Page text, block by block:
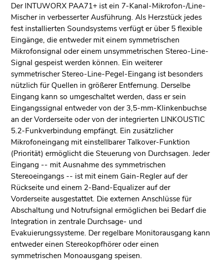
Der INTUWORX PAA71+ ist ein 7-Kanal-Mikrofon-/Line-
Mischer in verbesserter Ausführung. Als Herzstück jedes
fest installierten Soundsystems verfügt er über 5 flexible
Eingänge, die entweder mit einem symmetrischen
Mikrofonsignal oder einem unsymmetrischen Stereo-Line-
Signal gespeist werden können. Ein weiterer
symmetrischer Stereo-Line-Pegel-Eingang ist besonders
nützlich für Quellen in größerer Entfernung. Derselbe
Eingang kann so umgeschaltet werden, dass er sein
Eingangssignal entweder von der 3,5-mm-Klinkenbuchse
an der Vorderseite oder von der integrierten LINKOUSTIC
5.2-Funkverbindung empfängt. Ein zusätzlicher
Mikrofoneingang mit einstellbarer Talkover-Funktion
(Priorität) ermöglicht die Steuerung von Durchsagen. Jeder
Eingang -- mit Ausnahme des symmetrischen
Stereoeingangs -- ist mit einem Gain-Regler auf der
Rückseite und einem 2-Band-Equalizer auf der
Vorderseite ausgestattet. Die externen Anschlüsse für
Abschaltung und Notrufsignal ermöglichen bei Bedarf die
Integration in zentrale Durchsage- und
Evakuierungssysteme. Der regelbare Monitorausgang kann
entweder einen Stereokopfhörer oder einen
symmetrischen Monoausgang speisen.